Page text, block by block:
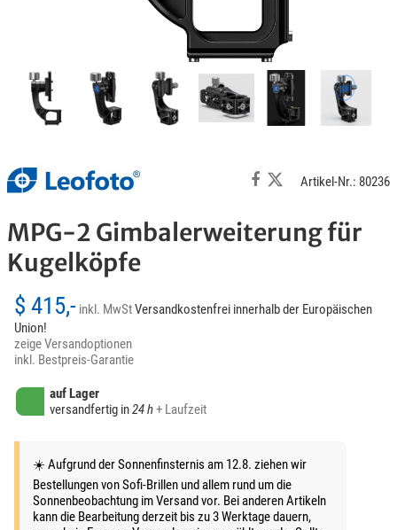
Artikel-Nr.: 80236
MPG-2 Gimbalerweiterung für
Kugelköpfe
$ 415,- inkl. MwStVersandkostenfrei innerhalb der Europäischen
Union!
zeige Versandoptionen
inkl. Bestpreis-Garantie
auf Lager
versandfertig in24 h+ Laufzeit
☀️ Aufgrund der Sonnenfinsternis am 12.8. ziehen wir
Bestellungen von Sofi-Brillen und allem rund um die
Sonnenbeobachtung im Versand vor. Bei anderen Artikeln
kann die Bearbeitung derzeit bis zu 3 Werktage dauern,